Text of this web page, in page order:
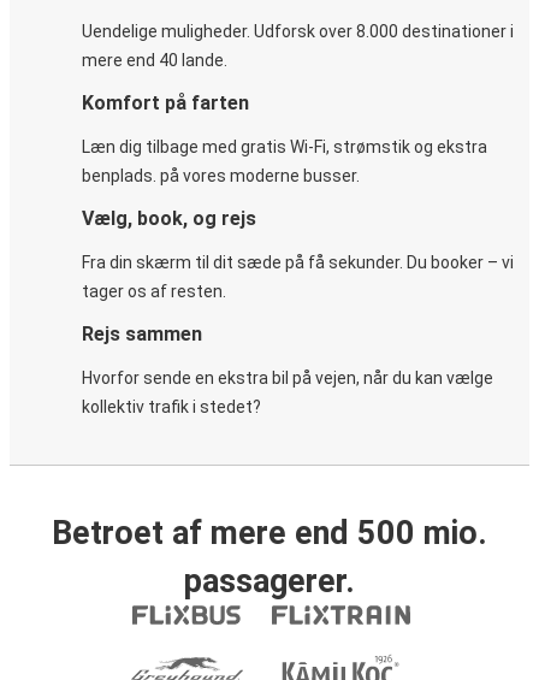
Uendelige muligheder. Udforsk over 8.000 destinationer i
mere end 40 lande.
Komfort på farten
Læn dig tilbage med gratis Wi-Fi, strømstik og ekstra
benplads. på vores moderne busser.
Vælg, book, og rejs
Fra din skærm til dit sæde på få sekunder. Du booker – vi
tager os af resten.
Rejs sammen
Hvorfor sende en ekstra bil på vejen, når du kan vælge
kollektiv trafik i stedet?
Betroet af mere end 500 mio.
passagerer.